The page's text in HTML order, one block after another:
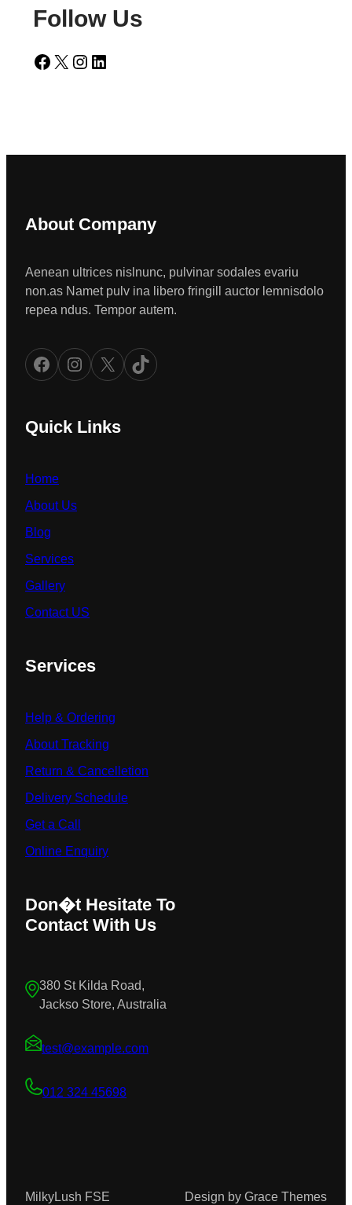
Follow Us
Facebook X Instagram LinkedIn
About Company
Aenean ultrices nislnunc, pulvinar sodales evariu
non.as Namet pulv ina libero fringill auctor lemnisdolo
repea ndus. Tempor autem.
Facebook Instagram X TikTok
Quick Links
Home
About Us
Blog
Services
Gallery
Contact US
Services
Help & Ordering
About Tracking
Return & Cancelletion
Delivery Schedule
Get a Call
Online Enquiry
Don�t Hesitate To
Contact With Us
380 St Kilda Road,
Jackso Store, Australia
test@example.com
012 324 45698
MilkyLush FSE Design by Grace Themes